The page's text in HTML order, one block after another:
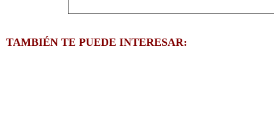
TAMBIÉN TE PUEDE INTERESAR: